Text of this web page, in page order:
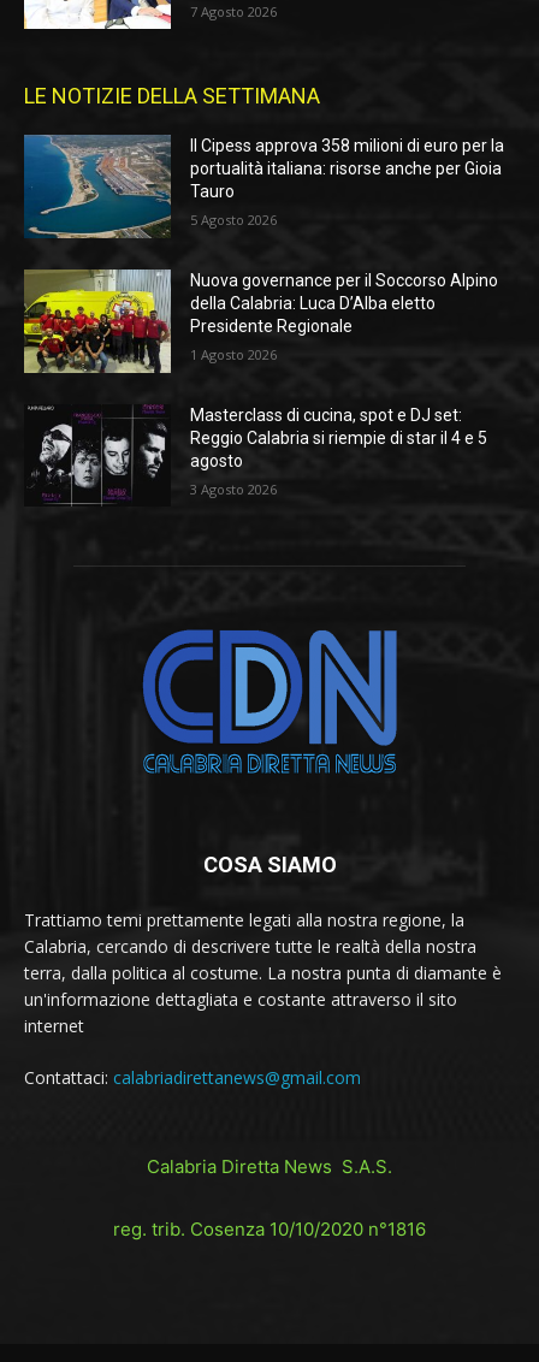
7 Agosto 2026
LE NOTIZIE DELLA SETTIMANA
Il Cipess approva 358 milioni di euro per la
portualità italiana: risorse anche per Gioia
Tauro
5 Agosto 2026
Nuova governance per il Soccorso Alpino
della Calabria: Luca D’Alba eletto
Presidente Regionale
1 Agosto 2026
Masterclass di cucina, spot e DJ set:
Reggio Calabria si riempie di star il 4 e 5
agosto
3 Agosto 2026
COSA SIAMO
Trattiamo temi prettamente legati alla nostra regione, la
Calabria, cercando di descrivere tutte le realtà della nostra
terra, dalla politica al costume. La nostra punta di diamante è
un'informazione dettagliata e costante attraverso il sito
internet
Contattaci: calabriadirettanews@gmail.com
Calabria Diretta News S.A.S.
reg. trib. Cosenza 10/10/2020 n°1816